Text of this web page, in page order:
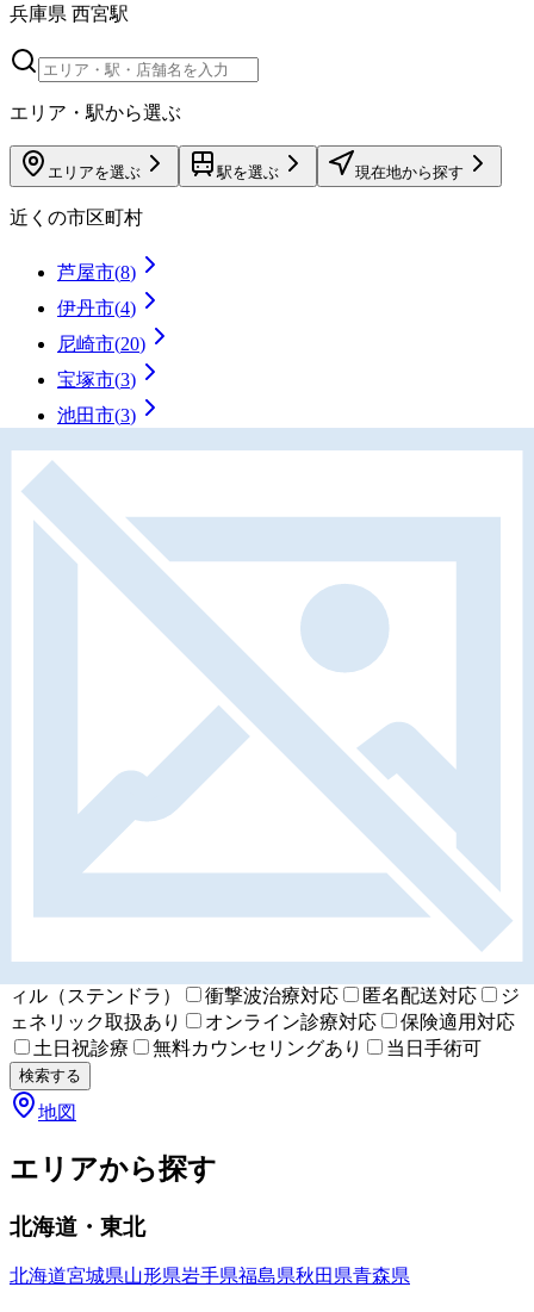
兵庫県 西宮駅
エリア・駅から選ぶ
エリアを選ぶ 駅を選ぶ 現在地から探す
近くの市区町村
芦屋市(8)
伊丹市(4)
尼崎市(20)
宝塚市(3)
池田市(3)
近くの駅
駅 2)
西宮
西宮北口
)
さくら夙川駅
指定なし 10分以内
包茎手術 亀頭強化 陰茎増大 長茎手術
早漏改善
タダラフィ
ィル（ステンドラ）
衝撃波治療対応 匿名配送対応
ジ
ェネリック取扱あり
オンライン診療対応
保険適用対応
土日祝診療
無料カウンセリングあり 当日手術可
検索する
地図
エリアから探す
北海道・東北
北海道宮城県山形県岩手県福島県秋田県青森県